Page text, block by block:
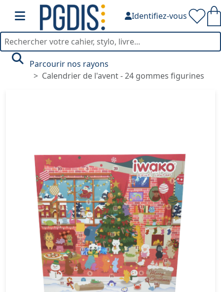
Identifiez-vous
Parcourir nos rayons
Calendrier de l'avent - 24 gommes figurines